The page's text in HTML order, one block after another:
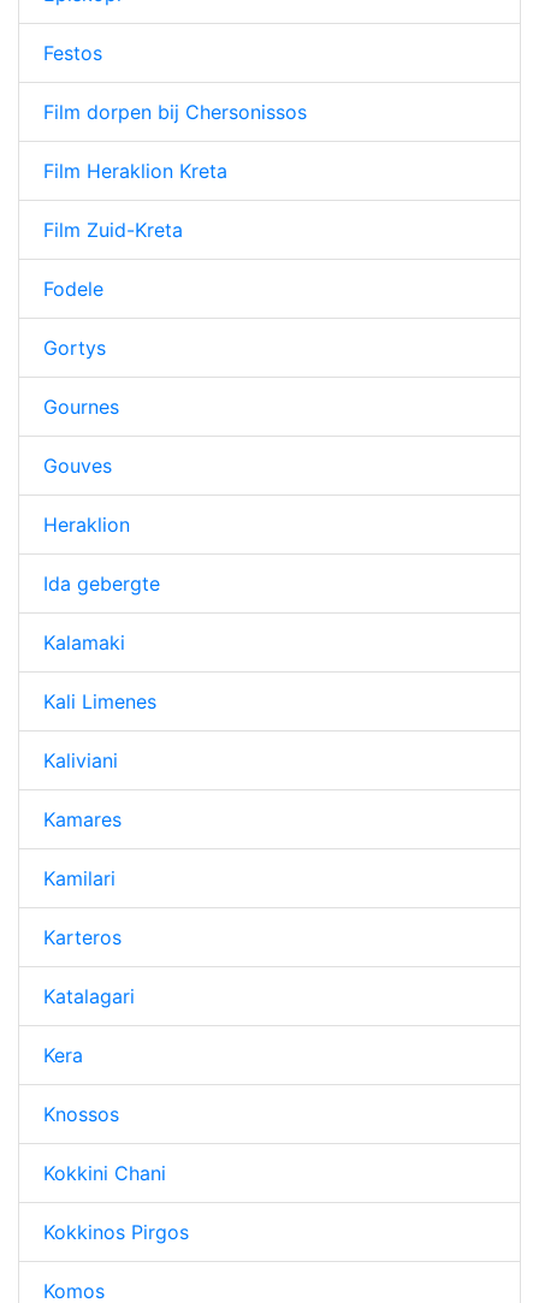
Festos
Film dorpen bij Chersonissos
Film Heraklion Kreta
Film Zuid-Kreta
Fodele
Gortys
Gournes
Gouves
Heraklion
Ida gebergte
Kalamaki
Kali Limenes
Kaliviani
Kamares
Kamilari
Karteros
Katalagari
Kera
Knossos
Kokkini Chani
Kokkinos Pirgos
Komos